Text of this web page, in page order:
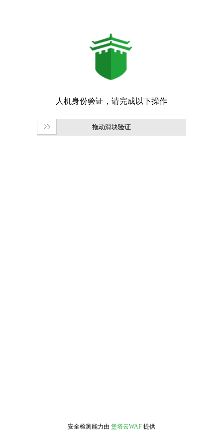
拖动滑块验证
安全检测能力由 堡塔云WAF 提供